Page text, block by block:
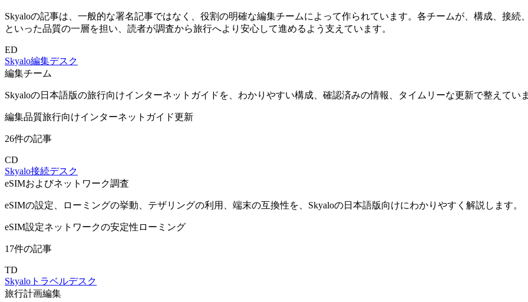
Skyaloの記事は、一般的な署名記事ではなく、役割の明確な編集チームによって作られています。各チームが、構成、接
といった品質の一層を担い、読者が調査から旅行へより安心して進めるよう支えています。
ED
Skyalo編集デスク
編集チーム
Skyaloの日本語版の旅行向けインターネットガイドを、わかりやすい構成、確認済みの情報、タイムリーな更新で整えてい
編集品質旅行向けインターネット ガイド更新
26件の記事
CD
Skyalo接続デスク
eSIMおよびネットワーク調査
eSIMの設定、ローミングの挙動、テザリングの利用、端末の互換性を、Skyaloの日本語版向けにわかりやすく解説します。
eSIM設定ネットワークの安定性 ローミング
17件の記事
TD
Skyaloトラベルデスク
旅行計画編集